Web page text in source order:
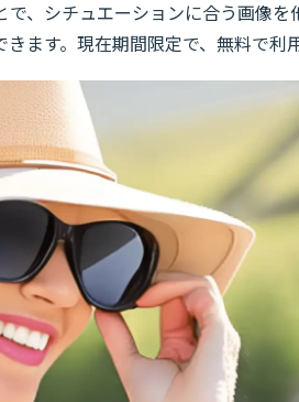
、シチュエーションに合う画像を
ます。現在期間限定で、無料で利